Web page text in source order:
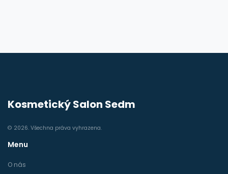
Kosmetický Salon Sedm
© 2026. Všechna práva vyhrazena.
Menu
O nás